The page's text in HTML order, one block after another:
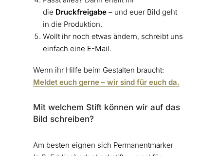
die Druckfreigabe– und euer Bild geht
in die Produktion.
Wollt ihr noch etwas ändern, schreibt uns
einfach eine E-Mail.
Wenn ihr Hilfe beim Gestalten braucht:
Meldet euch gerne – wir sind für euch da.
Mit welchem Stift können wir auf das
Bild schreiben?
Am besten eignen sich Permanentmarker